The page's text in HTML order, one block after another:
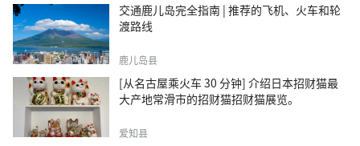
交通鹿儿岛完全指南 | 推荐的飞机、火车和轮
渡路线
鹿儿岛县
[从名古屋乘火车 30 分钟] 介绍日本招财猫最
大产地常滑市的招财猫招财猫展览。
爱知县